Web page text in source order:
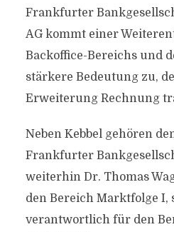
Frankfurter
AG kommt einer
Backoffice-Bereichs und
stärkere Bedeutung zu,
Erweiterung Rechnung
Neben Kebbel gehören
Frankfurter
weiterhin Dr. Thomas
den Bereich Marktfolge I,
verantwortlich für den